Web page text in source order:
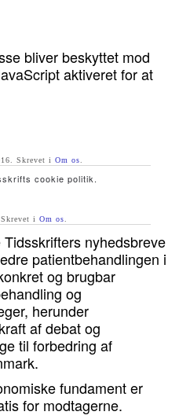
bliver beskyttet mod
aktiveret for at
. Skrevet i Om os
cookie politik.
Skrevet i Om os
nyhedsbreve
patientbehandlingen i
og brugbar
og
herunder
af debat og
til forbedring af
fundament er
for modtagerne.